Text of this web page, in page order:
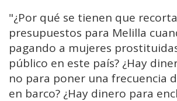
"¿Por qué se tienen que
presupuestos para Melilla
pagando a mujeres
público en este país? ¿Hay
no para poner una frecuencia
en barco? ¿Hay dinero para